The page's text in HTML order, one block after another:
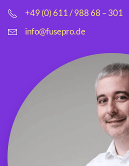
+49 (0) 611 / 988 68 – 301
info@fusepro.de